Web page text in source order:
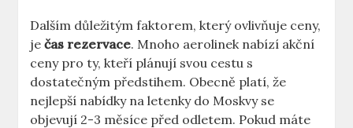
Dalším důležitým faktorem, který ovlivňuje ceny,
ječas rezervace. Mnoho aerolinek nabízí akční
ceny pro ty, kteří plánují svou cestu s
dostatečným předstihem. Obecně platí, že
nejlepší nabídky na letenky do Moskvy se
objevují 2-3 měsíce před odletem. Pokud máte